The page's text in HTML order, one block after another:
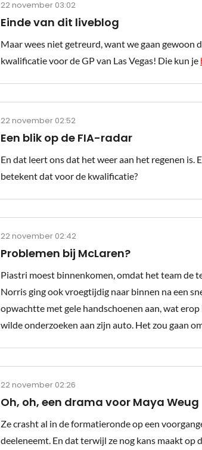
22 november 03:02
Einde van dit liveblog
Maar wees niet getreurd, want we gaan gewoon
kwalificatie voor de GP van Las Vegas! Die kun je
22 november 02:52
Een blik op de FIA-radar
En dat leert ons dat het weer aan het regenen
betekent dat voor de kwalificatie?
22 november 02:42
Problemen bij McLaren?
Piastri moest binnenkomen, omdat het team de
Norris ging ook vroegtijdig naar binnen na een
opwachtte met gele handschoenen aan, wat
wilde onderzoeken aan zijn auto. Het zou gaan
22 november 02:26
Oh, oh, een drama voor Maya Weug
Ze crasht al in de formatieronde op een
deeleneemt. En dat terwijl ze nog kans maakt op